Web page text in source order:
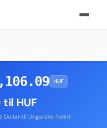
HUF
til HUF
Dollar til Ungarske Forint